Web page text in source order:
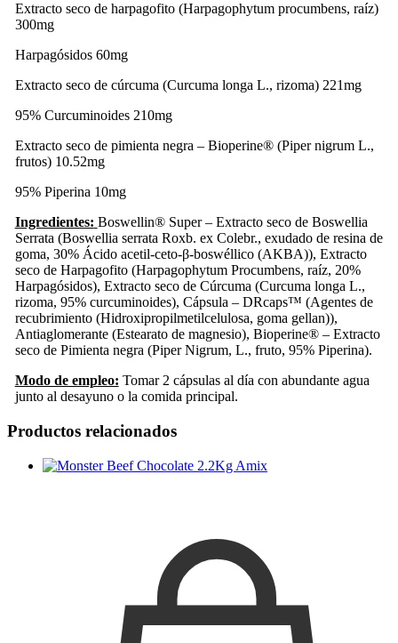
Extracto seco de harpagofito (Harpagophytum procumbens, raíz)
300mg
Harpagósidos 60mg
Extracto seco de cúrcuma (Curcuma longa L., rizoma) 221mg
95% Curcuminoides 210mg
Extracto seco de pimienta negra – Bioperine® (Piper nigrum L.,
frutos) 10.52mg
95% Piperina 10mg
Ingredientes: Boswellin® Super – Extracto seco de Boswellia
Serrata (Boswellia serrata Roxb. ex Colebr., exudado de resina de
goma, 30% Ácido acetil-ceto-β-boswéllico (AKBA)), Extracto
seco de Harpagofito (Harpagophytum Procumbens, raíz, 20%
Harpagósidos), Extracto seco de Cúrcuma (Curcuma longa L.,
rizoma, 95% curcuminoides), Cápsula – DRcaps™ (Agentes de
recubrimiento (Hidroxipropilmetilcelulosa, goma gellan)),
Antiaglomerante (Estearato de magnesio), Bioperine® – Extracto
seco de Pimienta negra (Piper Nigrum, L., fruto, 95% Piperina).
Modo de empleo: Tomar 2 cápsulas al día con abundante agua
junto al desayuno o la comida principal.
Productos relacionados